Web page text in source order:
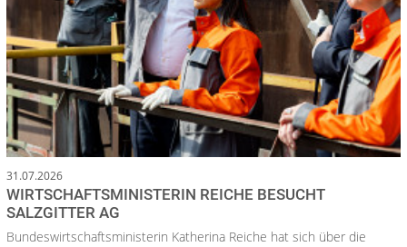
31.07.2026
WIRTSCHAFTSMINISTERIN REICHE BESUCHT
SALZGITTER AG
Bundeswirtschaftsministerin Katherina Reiche hat sich über die